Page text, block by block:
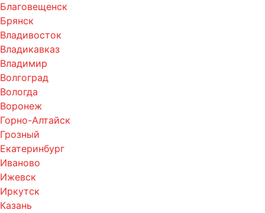
Благовещенск
Брянск
Владивосток
Владикавказ
Владимир
Волгоград
Вологда
Воронеж
Горно-Алтайск
Грозный
Екатеринбург
Иваново
Ижевск
Иркутск
Казань